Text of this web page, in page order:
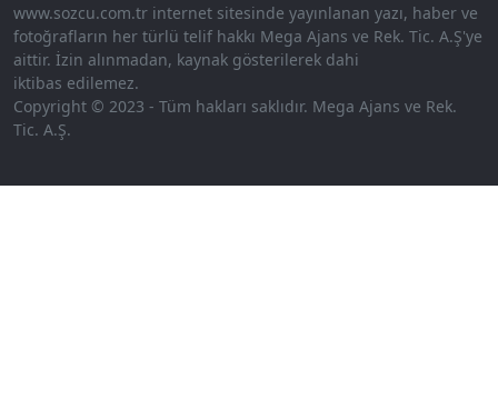
www.sozcu.com.tr internet sitesinde yayınlanan yazı, haber ve
fotoğrafların her türlü telif hakkı Mega Ajans ve Rek. Tic. A.Ş'ye
aittir. İzin alınmadan, kaynak gösterilerek dahi
iktibas edilemez.
Copyright © 2023 - Tüm hakları saklıdır. Mega Ajans ve Rek.
Tic. A.Ş.